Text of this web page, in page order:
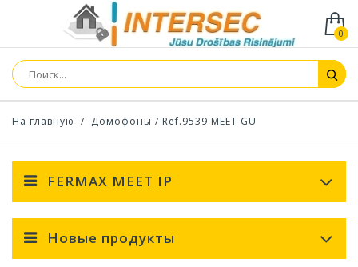
0
На главную / Домофоны / Ref.9539 MEET GU
FERMAX MEET IP
Новые продукты